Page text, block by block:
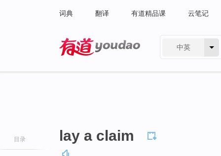
词典 翻译 有道精品课 云笔记
中英
目录 lay a claim